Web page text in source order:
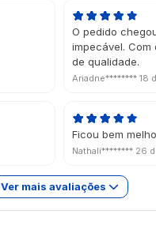
O pedido
impecável.
de qualidade.
Ariadne******** 18
Ficou bem
Nathali******** 26
Ver mais avaliações